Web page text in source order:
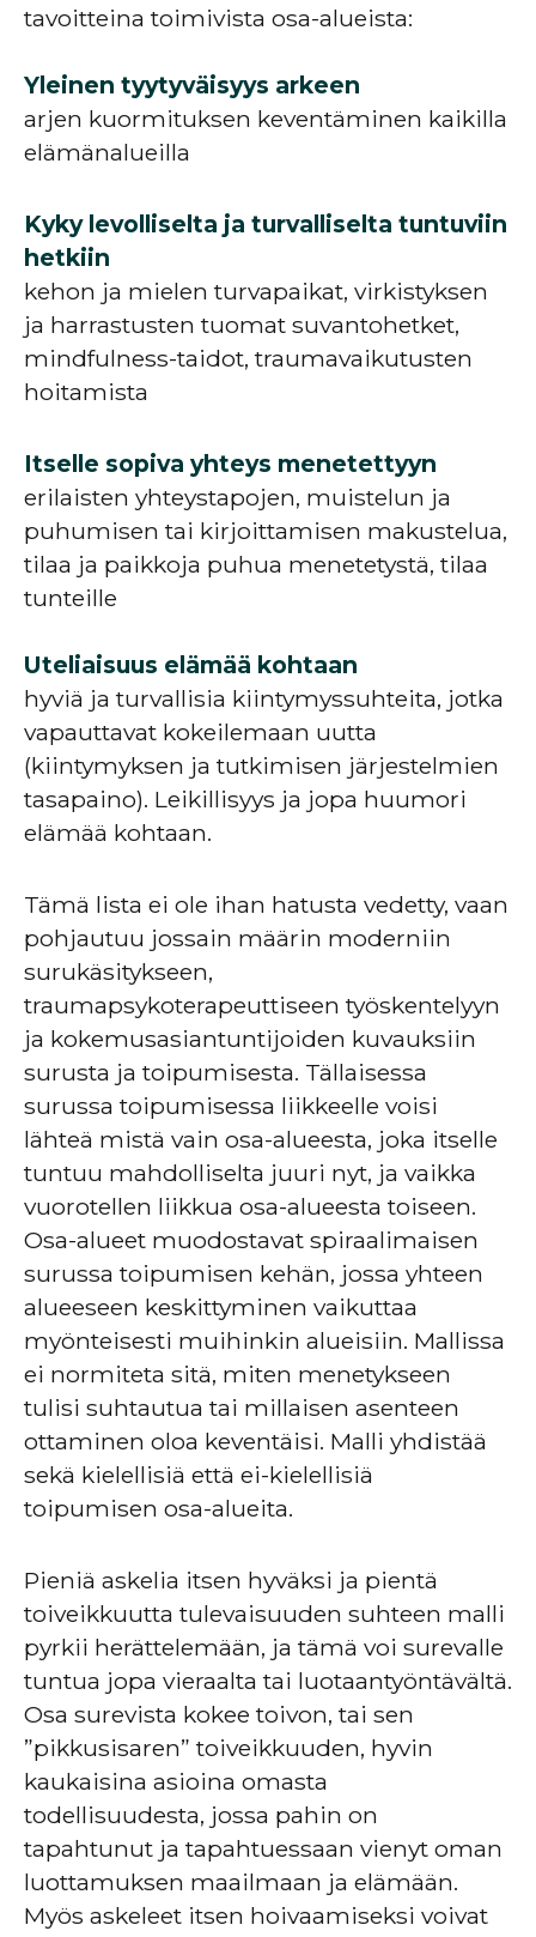
tavoitteina toimivista osa-alueista:
Yleinen tyytyväisyys arkeen
arjen kuormituksen keventäminen kaikilla
elämänalueilla
Kyky levolliselta ja turvalliselta tuntuviin
hetkiin
kehon ja mielen turvapaikat, virkistyksen
ja harrastusten tuomat suvantohetket,
mindfulness-taidot, traumavaikutusten
hoitamista
Itselle sopiva yhteys menetettyyn
erilaisten yhteystapojen, muistelun ja
puhumisen tai kirjoittamisen makustelua,
tilaa ja paikkoja puhua menetetystä, tilaa
tunteille
Uteliaisuus elämää kohtaan
hyviä ja turvallisia kiintymyssuhteita, jotka
vapauttavat kokeilemaan uutta
(kiintymyksen ja tutkimisen järjestelmien
tasapaino). Leikillisyys ja jopa huumori
elämää kohtaan.
Tämä lista ei ole ihan hatusta vedetty, vaan
pohjautuu jossain määrin moderniin
surukäsitykseen,
traumapsykoterapeuttiseen työskentelyyn
ja kokemusasiantuntijoiden kuvauksiin
surusta ja toipumisesta. Tällaisessa
surussa toipumisessa liikkeelle voisi
lähteä mistä vain osa-alueesta, joka itselle
tuntuu mahdolliselta juuri nyt, ja vaikka
vuorotellen liikkua osa-alueesta toiseen.
Osa-alueet muodostavat spiraalimaisen
surussa toipumisen kehän, jossa yhteen
alueeseen keskittyminen vaikuttaa
myönteisesti muihinkin alueisiin. Mallissa
ei normiteta sitä, miten menetykseen
tulisi suhtautua tai millaisen asenteen
ottaminen oloa keventäisi. Malli yhdistää
sekä kielellisiä että ei-kielellisiä
toipumisen osa-alueita.
Pieniä askelia itsen hyväksi ja pientä
toiveikkuutta tulevaisuuden suhteen malli
pyrkii herättelemään, ja tämä voi surevalle
tuntua jopa vieraalta tai luotaantyöntävältä.
Osa surevista kokee toivon, tai sen
”pikkusisaren” toiveikkuuden, hyvin
kaukaisina asioina omasta
todellisuudesta, jossa pahin on
tapahtunut ja tapahtuessaan vienyt oman
luottamuksen maailmaan ja elämään.
Myös askeleet itsen hoivaamiseksi voivat